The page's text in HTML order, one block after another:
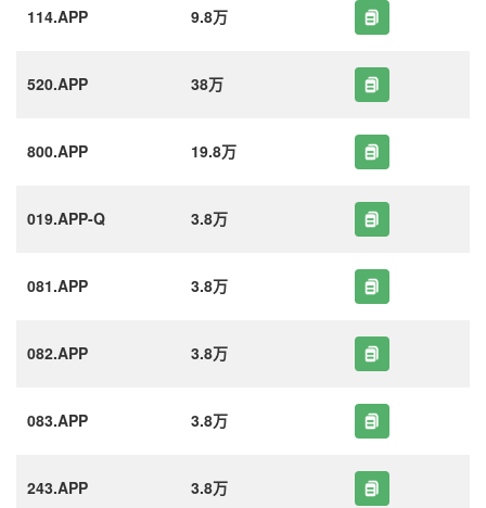
114.APP 9.8万
520.APP 38万
800.APP 19.8万
019.APP-Q 3.8万
081.APP 3.8万
082.APP 3.8万
083.APP 3.8万
243.APP 3.8万